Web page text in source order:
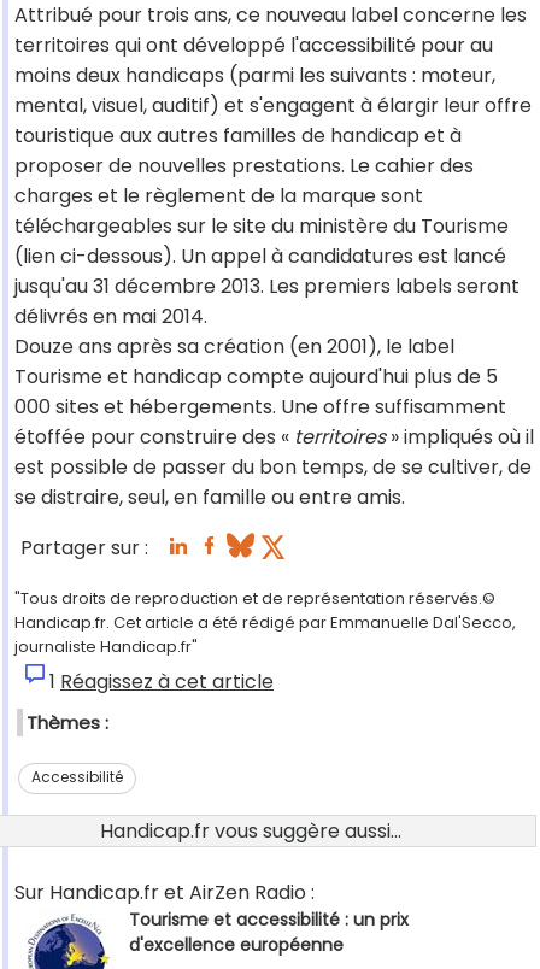
Attribué pour trois ans, ce nouveau label concerne les
territoires qui ont développé l'accessibilité pour au
moins deux handicaps (parmi les suivants : moteur,
mental, visuel, auditif) et s'engagent à élargir leur offre
touristique aux autres familles de handicap et à
proposer de nouvelles prestations. Le cahier des
charges et le règlement de la marque sont
téléchargeables sur le site du ministère du Tourisme
(lien ci-dessous). Un appel à candidatures est lancé
jusqu'au 31 décembre 2013. Les premiers labels seront
délivrés en mai 2014.
Douze ans après sa création (en 2001), le label
Tourisme et handicap compte aujourd'hui plus de 5
000 sites et hébergements. Une offre suffisamment
étoffée pour construire des « territoires» impliqués où il
est possible de passer du bon temps, de se cultiver, de
se distraire, seul, en famille ou entre amis.
Partager sur :
"Tous droits de reproduction et de représentation réservés.©
Handicap.fr. Cet article a été rédigé par Emmanuelle Dal'Secco,
journaliste Handicap.fr"
1 Réagissez à cet article
Thèmes :
Accessibilité
Handicap.fr vous suggère aussi...
Sur Handicap.fr et AirZen Radio :
Tourisme et accessibilité : un prix
d'excellence européenne